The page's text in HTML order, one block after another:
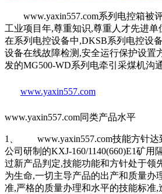
www.yaxin557.com系列电控箱被
工业项目年,尊重知识,尊重人才先进
在系列电控设备中,DKSB系列电控设
设备在线故障检测,安全运行保护设置
发的MG500-WD系列电牵引采煤机沟
www.yaxin557.com
www.yaxin557.com同类产品水平
1、 www.yaxin557.com技能方针达
公司研制的KXJ-160/1140(660)E1矿用
过新产品判定,技能功能和方针处于领
为生命,一切主导产品的出产和质量办
准,严格的质量办理和水平的技能标准